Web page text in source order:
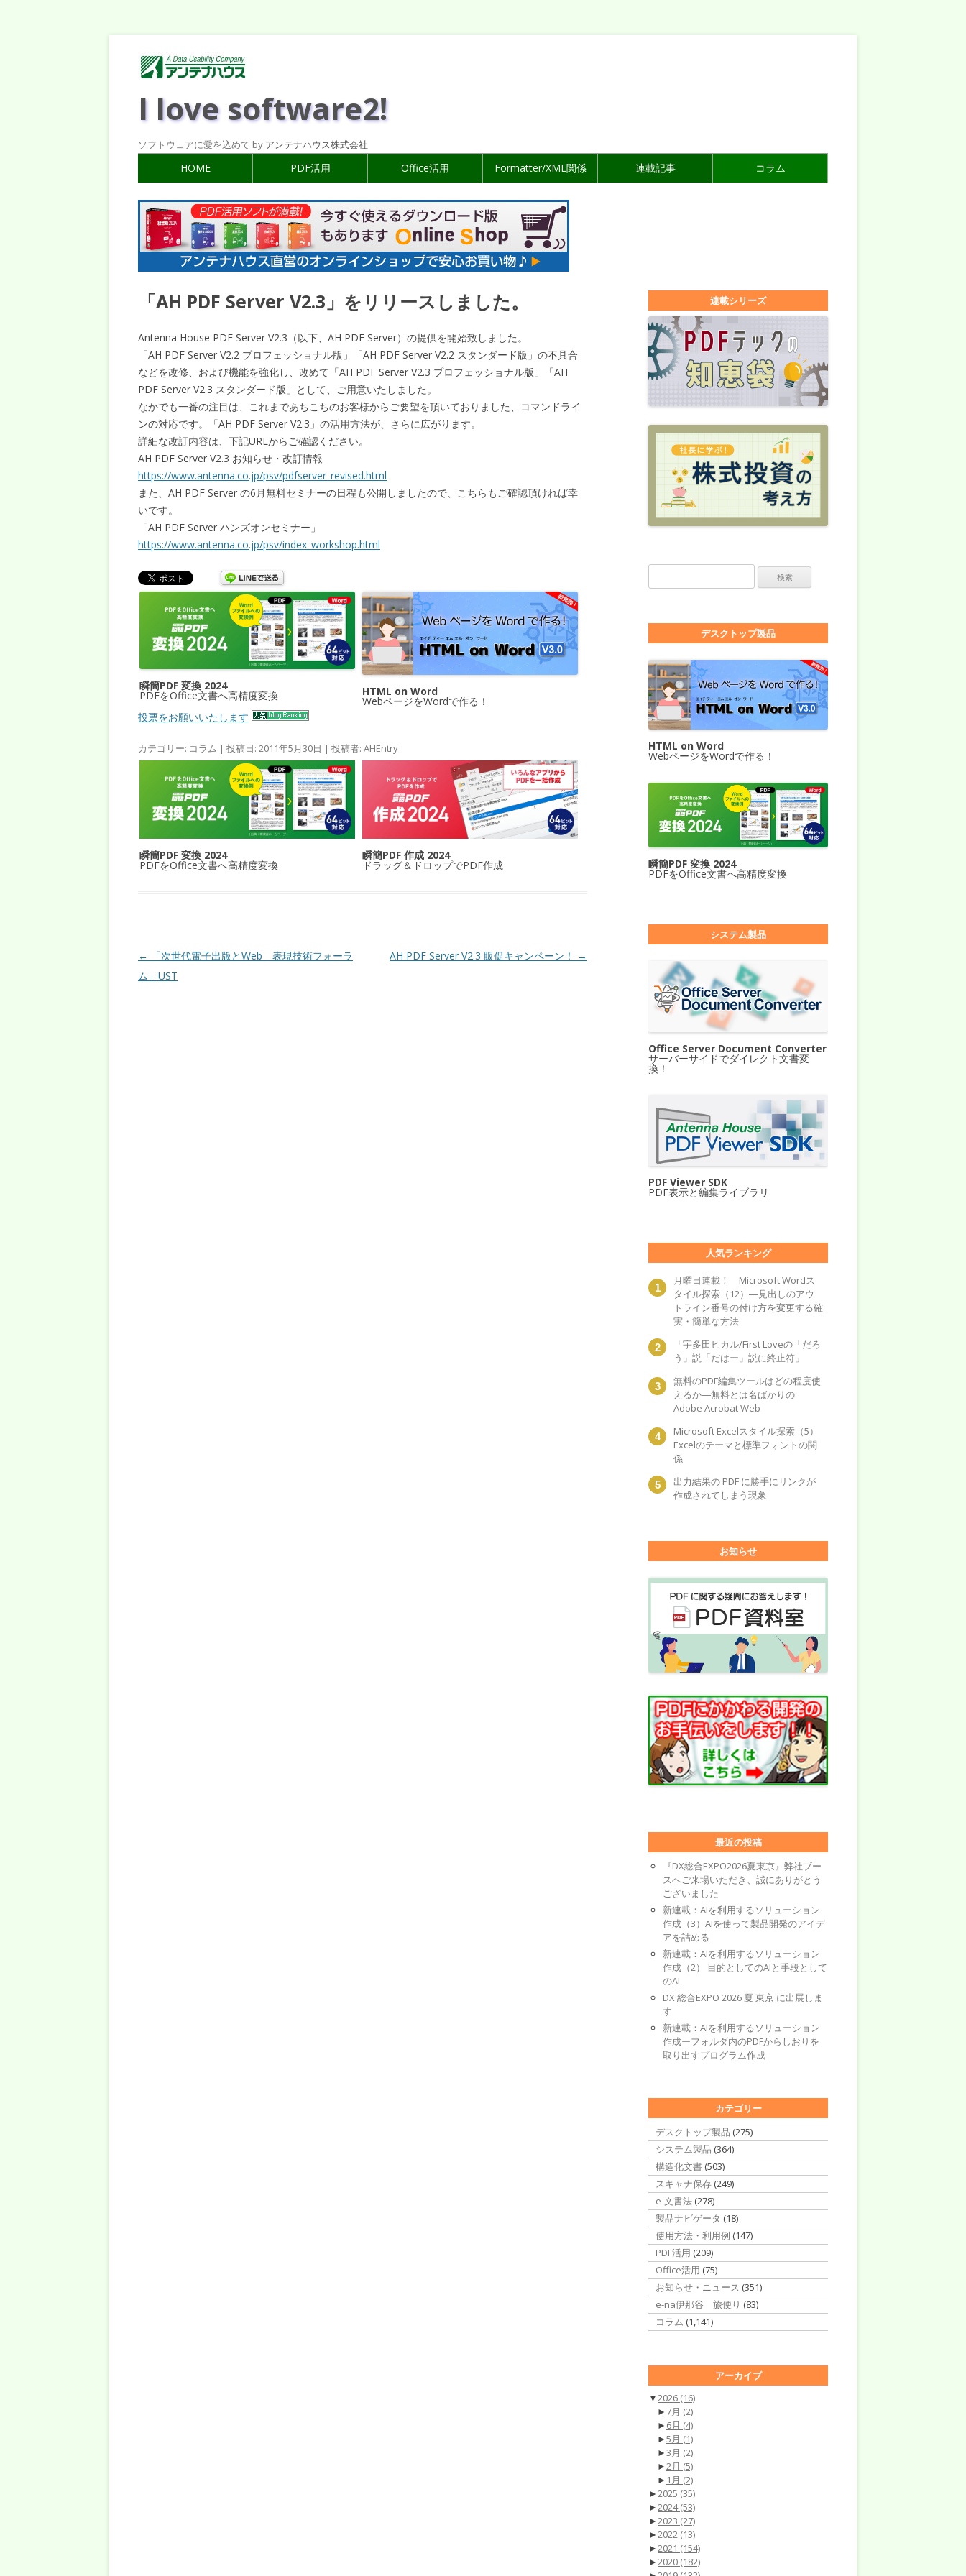
I love software2!
ソフトウェアに愛を込めて by アンテナハウス株式会社
HOME PDF活用 Office活用 Formatter/XML関係 連載記事 コラム
「AH PDF Server V2.3」をリリースしました。
Antenna House PDF Server V2.3（以下、AH PDF Server）の提供を開始致しました。
「AH PDF Server V2.2 プロフェッショナル版」「AH PDF Server V2.2 スタンダード版」の不具合
などを改修、および機能を強化し、改めて「AH PDF Server V2.3 プロフェッショナル版」「AH
PDF Server V2.3 スタンダード版」として、ご用意いたしました。
なかでも一番の注目は、これまであちこちのお客様からご要望を頂いておりました、コマンドライ
ンの対応です。「AH PDF Server V2.3」の活用方法が、さらに広がります。
詳細な改訂内容は、下記URLからご確認ください。
AH PDF Server V2.3 お知らせ・改訂情報
https://www.antenna.co.jp/psv/pdfserver_revised.html
また、AH PDF Server の6月無料セミナーの日程も公開しましたので、こちらもご確認頂ければ幸
いです。
「AH PDF Server ハンズオンセミナー」
https://www.antenna.co.jp/psv/index_workshop.html
瞬簡PDF 変換 2024
PDFをOffice文書へ高精度変換 HTML on Word
WebページをWordで作る！
投票をお願いいたします
カテゴリー: コラム | 投稿日: 2011年5月30日 | 投稿者: AHEntry
瞬簡PDF 変換 2024
PDFをOffice文書へ高精度変換
瞬簡PDF 作成 2024
ドラッグ＆ドロップでPDF作成
投稿ナビゲーション
←
「次世代電子出版とWeb 表現技術フォーラ
ム」UST
AH PDF Server V2.3 販促キャンペーン！ →
連載シリーズ
デスクトップ製品
HTML on Word
WebページをWordで作る！
瞬簡PDF 変換 2024
PDFをOffice文書へ高精度変換
システム製品
Office Server Document Converter
サーバーサイドでダイレクト文書変
換！
PDF Viewer SDK
PDF表示と編集ライブラリ
人気ランキング
月曜日連載！ Microsoft Wordス
タイル探索（12）―見出しのアウ
トライン番号の付け方を変更する確
実・簡単な方法
「宇多田ヒカル/First Loveの「だろ
う」説「だはー」説に終止符」
無料のPDF編集ツールはどの程度使
えるか―無料とは名ばかりの
Adobe Acrobat Web
Microsoft Excelスタイル探索（5）
Excelのテーマと標準フォントの関
係
出力結果の PDF に勝手にリンクが
作成されてしまう現象
お知らせ
最近の投稿
『DX総合EXPO2026夏東京』弊社ブー
スへご来場いただき、誠にありがとう
ございました
新連載：AIを利用するソリューション
作成（3）AIを使って製品開発のアイデ
アを詰める
新連載：AIを利用するソリューション
作成（2） 目的としてのAIと手段として
のAI
DX 総合EXPO 2026 夏 東京 に出展しま
す
新連載：AIを利用するソリューション
作成ーフォルダ内のPDFからしおりを
取り出すプログラム作成
カテゴリー
デスクトップ製品 (275)
システム製品 (364)
構造化文書 (503)
スキャナ保存 (249)
e-文書法 (278)
製品ナビゲータ (18)
使用方法・利用例 (147)
PDF活用 (209)
Office活用 (75)
お知らせ・ニュース (351)
e-na伊那谷 旅便り (83)
コラム (1,141)
アーカイブ
▼2026 (16)
► 7月 (2)
► 6月 (4)
►5月 (1)
►3月 (2)
►2月 (5)
► 1月 (2)
►2025 (35)
►2024(53)
►2023 (27)
►2022 (13)
►2021 (154)
►2020 (182)